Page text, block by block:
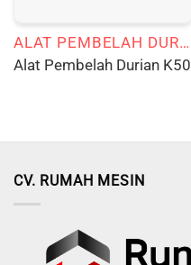
ALAT PEMBELAH DURIAN
Alat Pembelah Durian K50
CV. RUMAH MESIN